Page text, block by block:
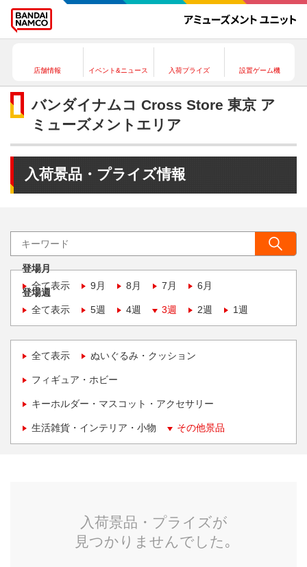
店舗情報 イベント&ニュース 入荷プライズ 設置ゲーム機
バンダイナムコ Cross Store 東京 ア
ミューズメントエリア
入荷景品・プライズ情報
登場月
全て表示
9月 8月 7月 6月
登場週
全て表示
5週 4週 3週 2週 1週
全て表示 ぬいぐるみ・クッション
フィギュア・ホビー
キーホルダー・マスコット・アクセサリー
生活雑貨・インテリア・小物 その他景品